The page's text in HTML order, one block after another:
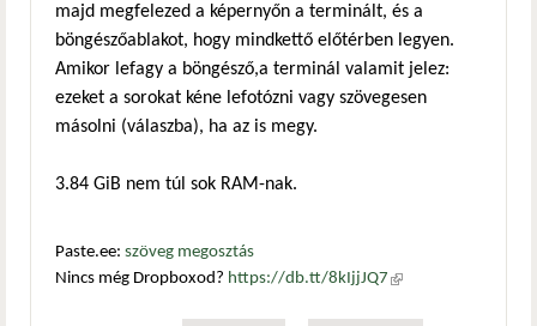
majd megfelezed a képernyőn a terminált, és a
böngészőablakot, hogy mindkettő előtérben legyen.
Amikor lefagy a böngésző,a terminál valamit jelez:
ezeket a sorokat kéne lefotózni vagy szövegesen
másolni (válaszba), ha az is megy.
3.84 GiB nem túl sok RAM-nak.
Paste.ee: szöveg megosztás
Nincs még Dropboxod? https://db.tt/8kIjjJQ7 (külső